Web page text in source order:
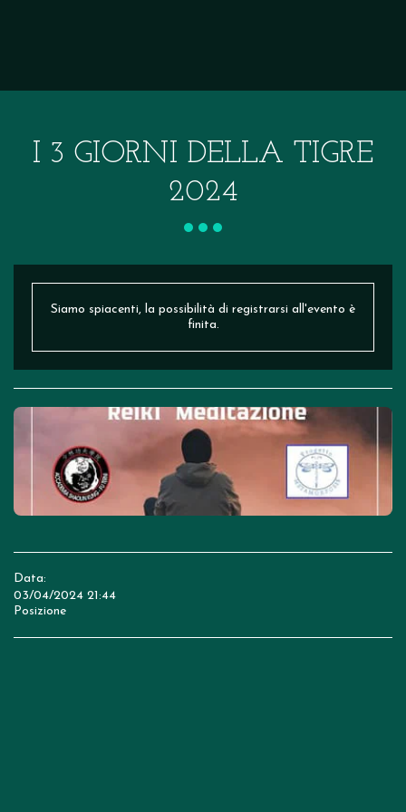
I 3 GIORNI DELLA TIGRE
2024
Siamo spiacenti, la possibilità di registrarsi all'evento è
finita.
Data:
03/04/2024 21:44
Posizione